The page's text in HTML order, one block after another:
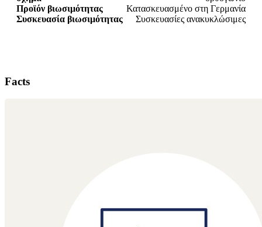
Προϊόν βιωσιμότητας
Κατασκευασμένο στη Γερμανία
Συσκευασία βιωσιμότητας
Συσκευασίες ανακυκλώσιμες
Facts